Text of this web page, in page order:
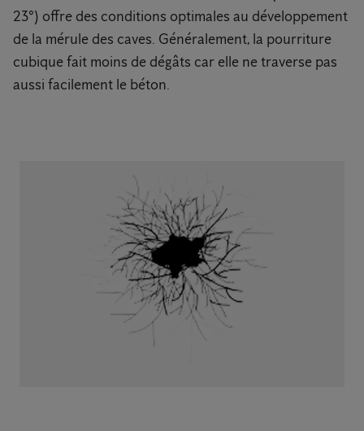
23°) offre des conditions optimales au développement
de la mérule des caves. Généralement, la pourriture
cubique fait moins de dégâts car elle ne traverse pas
aussi facilement le béton.